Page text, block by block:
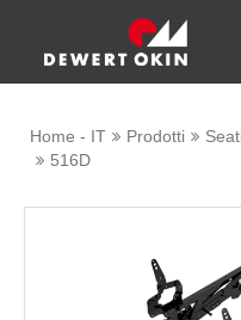
Home - IT Prodotti
516D